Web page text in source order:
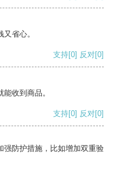
省心。
支持[0] 反对[0]
收到商品。
支持[0] 反对[0]
强防护措施，比如增加双重验